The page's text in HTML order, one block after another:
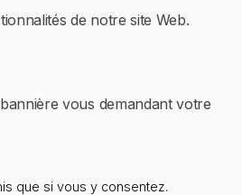
de notre site Web.
vous demandant votre
que si vous y consentez.